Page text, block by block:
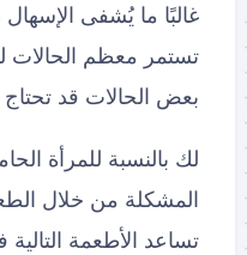
غالبًا ما يُشفى
تستمر معظم الحالات
بعض الحالات قد تحتاج
لك بالنسبة للمرأة
المشكلة من خلال
تساعد الأطعمة